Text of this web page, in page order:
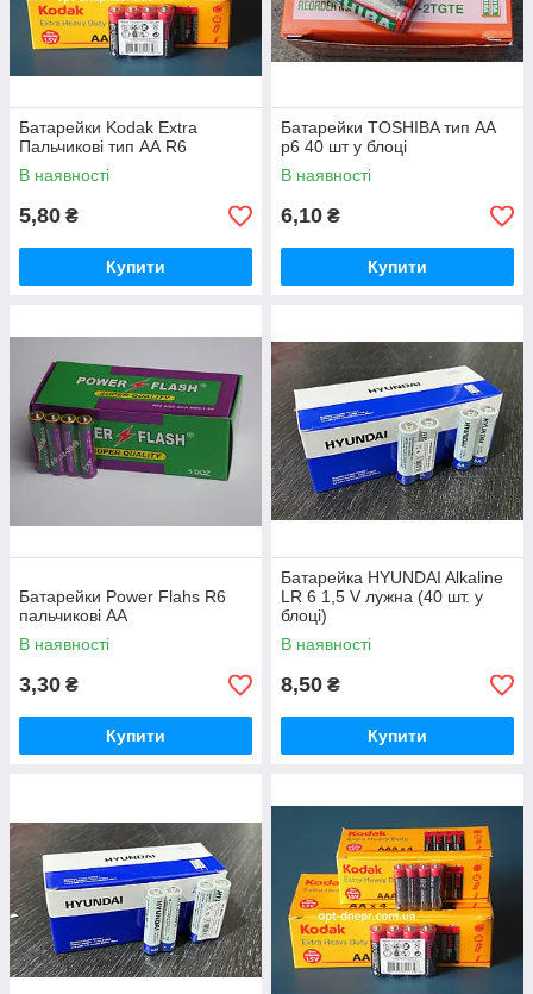
Батарейки Kodak Extra
Пальчикові тип АА R6
В наявності
5,80 ₴
Купити
Батарейки TOSHIBA тип АА
р6 40 шт у блоці
В наявності
6,10 ₴
Купити
Батарейки Power Flahs R6
пальчикові АА
В наявності
3,30 ₴
Купити
Батарейка HYUNDAI Alkaline
LR 6 1,5 V лужна (40 шт. у
блоці)
В наявності
8,50 ₴
Купити